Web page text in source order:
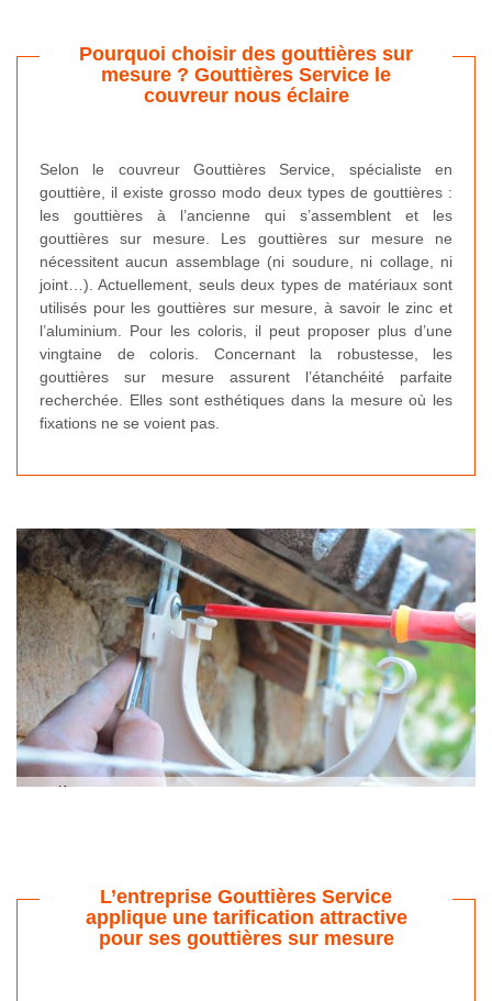
Pourquoi choisir des gouttières sur
mesure ? Gouttières Service le
couvreur nous éclaire
Selon le couvreur Gouttières Service, spécialiste en
gouttière, il existe grosso modo deux types de gouttières :
les gouttières à l’ancienne qui s’assemblent et les
gouttières sur mesure. Les gouttières sur mesure ne
nécessitent aucun assemblage (ni soudure, ni collage, ni
joint…). Actuellement, seuls deux types de matériaux sont
utilisés pour les gouttières sur mesure, à savoir le zinc et
l’aluminium. Pour les coloris, il peut proposer plus d’une
vingtaine de coloris. Concernant la robustesse, les
gouttières sur mesure assurent l’étanchéité parfaite
recherchée. Elles sont esthétiques dans la mesure où les
fixations ne se voient pas.
L’entreprise Gouttières Service
applique une tarification attractive
pour ses gouttières sur mesure